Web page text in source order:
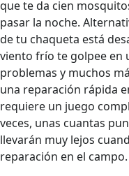
que te da cien
pasar la noche.
de tu chaqueta está
viento frío te golpee en
problemas y muchos
una reparación rápida
requiere un juego
veces, unas cuantas
llevarán muy lejos
reparación en el campo.